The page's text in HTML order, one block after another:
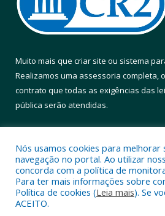
Muito mais que criar site ou sistema
Realizamos uma assessoria completa,
contrato que todas as exigências das
pública serão atendidas.
Todos os direitos reservados a
Nós usamos cookies para melhorar
navegação no portal. Ao utilizar
concorda com a política de
Para ter mais informações sobre
Política de cookies (Leia mais). Se
ACEITO.